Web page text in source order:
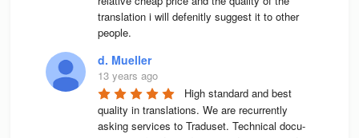
translation i will defenitly suggest it to other
people.
d. Mueller
13 years ago
High stan­dard and best
qua­lity in trans­la­ti­ons. We are recur­rently
asking ser­vices to Tra­du­set. Tech­ni­cal docu­